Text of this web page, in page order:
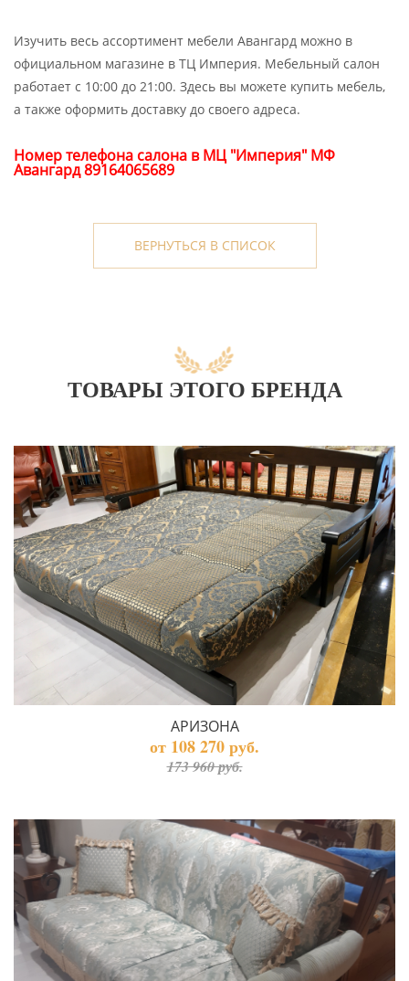
Изучить весь ассортимент мебели Авангард можно в
официальном магазине в ТЦ Империя. Мебельный салон
работает с 10:00 до 21:00. Здесь вы можете купить мебель,
а также оформить доставку до своего адреса.
Номер телефона салона в МЦ "Империя" МФ
Авангард 89164065689
ВЕРНУТЬСЯ В СПИСОК
ТОВАРЫ ЭТОГО БРЕНДА
АРИЗОНА
от 108 270 руб.
173 960 руб.